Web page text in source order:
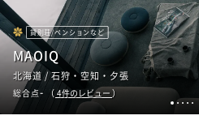
1 2 3 4 5
貸別荘/ペンションなど
MAOIQ
北海道 / 石狩・空知・夕張
総合点- （ 4件のレビュー）